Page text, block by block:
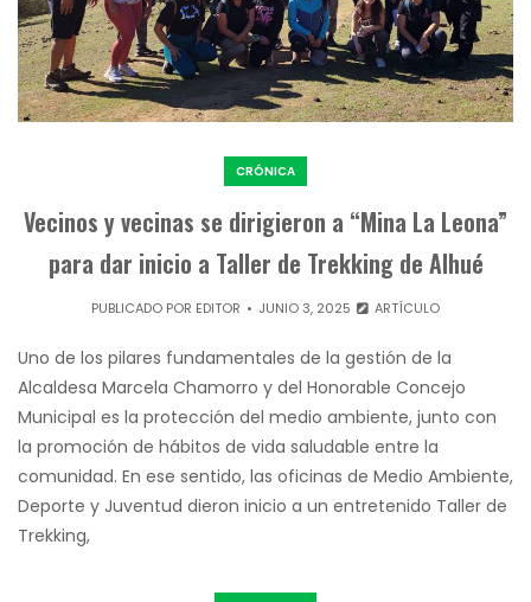
CRÓNICA
Vecinos y vecinas se dirigieron a “Mina La Leona”
para dar inicio a Taller de Trekking de Alhué
PUBLICADO POR EDITOR JUNIO 3, 2025 ARTÍCULO
Uno de los pilares fundamentales de la gestión de la
Alcaldesa Marcela Chamorro y del Honorable Concejo
Municipal es la protección del medio ambiente, junto con
la promoción de hábitos de vida saludable entre la
comunidad. En ese sentido, las oficinas de Medio Ambiente,
Deporte y Juventud dieron inicio a un entretenido Taller de
Trekking,